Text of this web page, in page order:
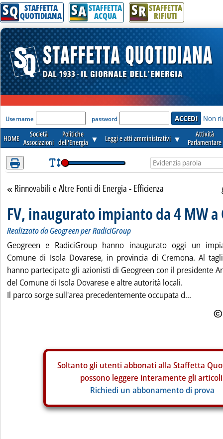
Attenzione! Esegui l'accesso per lèggere interamente la notizia.
SQ STAFFETTA
QUOTIDIANA SA STAFFETTA
ACQUA SR STAFFETTA
RIFIUTI
'Modulo Login per accedere'
Username password Non
HOME
Società
Associazioni
Politiche
dell'Energia ▼ Leggi e atti amministrativi ▼
Attività
Parlamentare
Torna alla sezione
Rinnovabili e Altre Fonti di Energia - Efficienza
FV, inaugurato impianto da 4 MW a
Realizzato da Geogreen per RadiciGroup
Geogreen e RadiciGroup hanno inaugurato oggi un
Comune di Isola Dovarese, in provincia di Cremona. Al
hanno partecipato gli azionisti di Geogreen con il presidente
del Comune di Isola Dovarese e altre autorità locali.
Il parco sorge sull'area precedentemente occupata d...
Soltanto gli utenti abbonati alla Staffetta
possono leggere interamente gli
Richiedi un abbonamento di prova